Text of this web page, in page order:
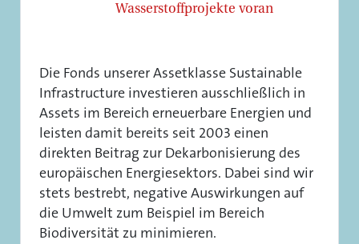
Wasserstoffprojekte voran
Die Fonds unserer Assetklasse Sustainable
Infrastructure investieren ausschließlich in
Assets im Bereich erneuerbare Energien und
leisten damit bereits seit 2003 einen
direkten Beitrag zur Dekarbonisierung des
europäischen Energiesektors. Dabei sind wir
stets bestrebt, negative Auswirkungen auf
die Umwelt zum Beispiel im Bereich
Biodiversität zu minimieren.